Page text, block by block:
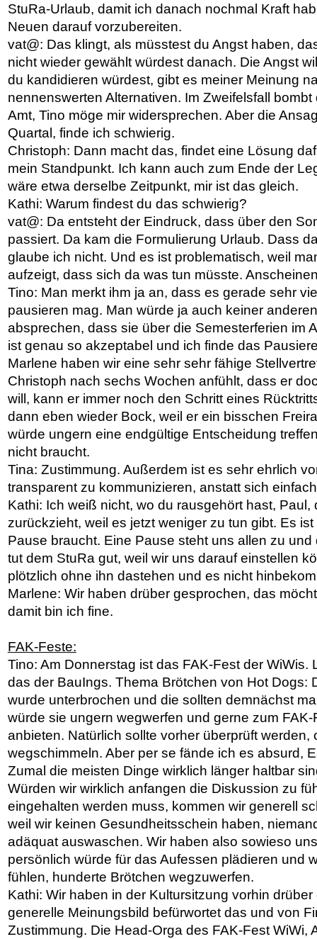
StuRa-Urlaub, damit ich danach nochmal Kraft
Neuen darauf vorzubereiten.
vat@: Das klingt, als müsstest du Angst haben,
nicht wieder gewählt würdest danach. Die Angst
du kandidieren würdest, gibt es meiner Meinung
nennenswerten Alternativen. Im Zweifelsfall
Amt, Tino möge mir widersprechen. Aber die
Quartal, finde ich schwierig.
Christoph: Dann macht das, findet eine Lösung
mein Standpunkt. Ich kann auch zum Ende der
wäre etwa derselbe Zeitpunkt, mir ist das gleich.
Kathi: Warum findest du das schwierig?
vat@: Da entsteht der Eindruck, dass über den
passiert. Da kam die Formulierung Urlaub. Dass
glaube ich nicht. Und es ist problematisch, weil
aufzeigt, dass sich da was tun müsste.
Tino: Man merkt ihm ja an, dass es gerade sehr
pausieren mag. Man würde ja auch keiner
absprechen, dass sie über die Semesterferien im
ist genau so akzeptabel und ich finde das
Marlene haben wir eine sehr sehr fähige
Christoph nach sechs Wochen anfühlt, dass er
will, kann er immer noch den Schritt eines
dann eben wieder Bock, weil er ein bisschen
würde ungern eine endgültige Entscheidung
nicht braucht.
Tina: Zustimmung. Außerdem ist es sehr ehrlich
transparent zu kommunizieren, anstatt sich
Kathi: Ich weiß nicht, wo du rausgehört hast, Paul,
zurückzieht, weil es jetzt weniger zu tun gibt. Es
Pause braucht. Eine Pause steht uns allen zu
tut dem StuRa gut, weil wir uns darauf einstellen
plötzlich ohne ihn dastehen und es nicht
Marlene: Wir haben drüber gesprochen, das
damit bin ich fine.
FAK-Feste:
Tino: Am Donnerstag ist das FAK-Fest der WiWis.
das der BauIngs. Thema Brötchen von Hot Dogs:
wurde unterbrochen und die sollten demnächst
würde sie ungern wegwerfen und gerne zum
anbieten. Natürlich sollte vorher überprüft werden,
wegschimmeln. Aber per se fände ich es absurd,
Zumal die meisten Dinge wirklich länger haltbar
Würden wir wirklich anfangen die Diskussion zu
eingehalten werden muss, kommen wir generell
weil wir keinen Gesundheitsschein haben,
adäquat auswaschen. Wir haben also sowieso
persönlich würde für das Aufessen plädieren und
fühlen, hunderte Brötchen wegzuwerfen.
Kathi: Wir haben in der Kultursitzung vorhin
generelle Meinungsbild befürwortet das und von
Zustimmung. Die Head-Orga des FAK-Fest WiWi,